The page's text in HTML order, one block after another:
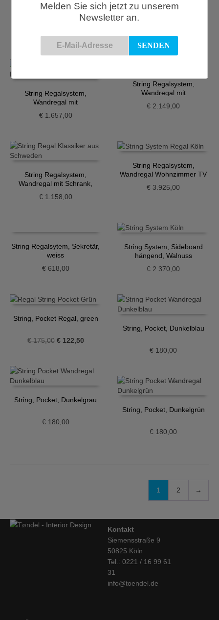
String Regalsystem,
Kombination Wohnzimmer,
String Regalsystem,
Wandregal Dunkelgrau-
String Regalsystem,
Wandregal mit
€1.657,00
String Regalsystem,
Wandregal mit
Aufbewahrung, Walnuss
€ 2.149,00
String Regalsystem,
Wandregal mit Schrank,
€1.158,00
String Regalsystem,
Wandregal Wohnzimmer TV
€ 3.925,00
String Regalsytem, Sekretär,
weiss
€618,00
String System, Sideboard
hängend, Walnuss
€ 2.370,00
String, Pocket Regal, green
€175,00 Ursprünglicher
€ 175,00
€122,50Aktueller
€ 122,50.
String, Pocket, Dunkelblau
€ 180,00
String, Pocket, Dunkelgrau
€180,00
String, Pocket, Dunkelgrün
€ 180,00
1 2 →
Kontakt
Siemensstraße 9
50825 Köln
Tel.: 0221 / 16 99 61
31
info@toendel.de
Melden Sie sich jetzt zu unserem
Newsletter an.